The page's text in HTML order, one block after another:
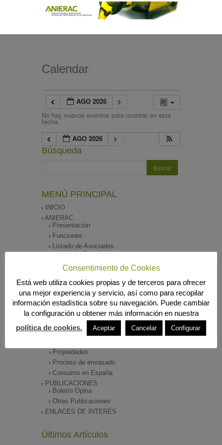
Calendar
AGO 2026
No hay nuevos eventos para mostrar en esta
fecha.
AGO 2026
Búsqueda
MENÚ PRINCIPAL
INICIO
ANIERAC
Presentación
Funciones
Listado de Asociados
Listado Completo
Como asociarse
SALA DE PRENSA
Notas de Prensa
Archivos Corporativos
GALERÍA DE IMÁGENES
CONTACTO
ENVASADO DE ACEITE
Propiedades
Proceso de envasado
Consumo en España
PUBLICACIONES
Boletín Opina
Otras Publicaciones
ENLACES DE INTERÉS
Últimos Artículos
Consentimiento de Cookies
Está web utiliza cookies propias y de terceros para ofrecer
una mejor experiencia y servicio, así como para recopilar
información estadística sobre su navegación. Puede cambiar
la configuración u obtener más información en nuestra
política de cookies.
Aceptar Cancelar Configurar